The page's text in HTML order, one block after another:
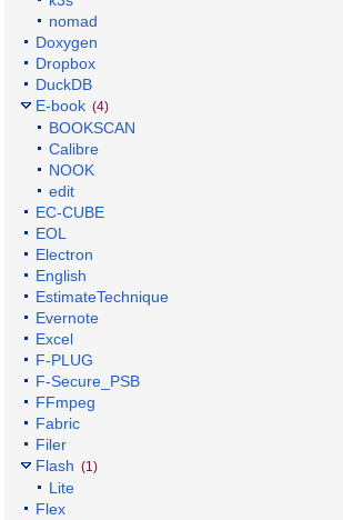
nomad
Doxygen
Dropbox
DuckDB
E-book (4)
BOOKSCAN
Calibre
NOOK
edit
EC-CUBE
EOL
Electron
English
EstimateTechnique
Evernote
Excel
F-PLUG
F-Secure_PSB
FFmpeg
Fabric
Filer
Flash (1)
Lite
Flex